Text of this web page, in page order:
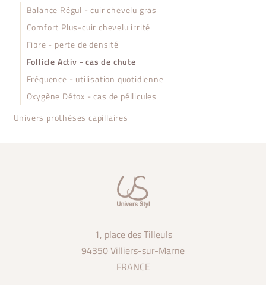
Balance Régul - cuir chevelu gras
Comfort Plus-cuir chevelu irrité
Fibre - perte de densité
Follicle Activ - cas de chute
Fréquence - utilisation quotidienne
Oxygène Détox - cas de péllicules
Univers prothèses capillaires
1, place des Tilleuls
94350 Villiers-sur-Marne
FRANCE